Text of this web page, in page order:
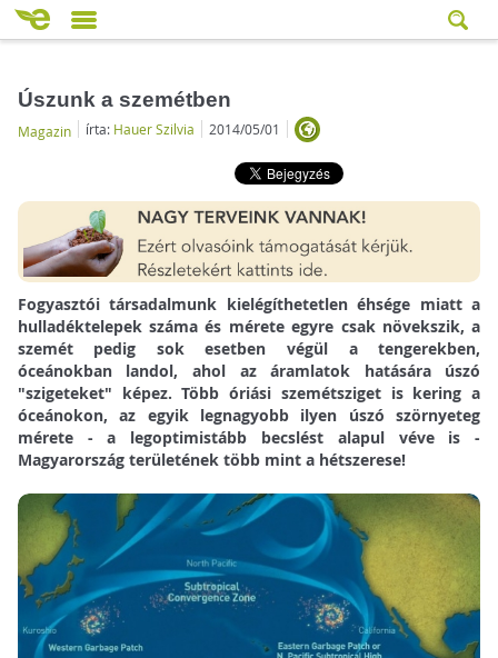
Úszunk a szemétben
Magazin írta: Hauer Szilvia 2014/05/01
Fogyasztói társadalmunk kielégíthetetlen éhsége miatt a
hulladéktelepek száma és mérete egyre csak növekszik, a
szemét pedig sok esetben végül a tengerekben,
óceánokban landol, ahol az áramlatok hatására úszó
"szigeteket" képez. Több óriási szemétsziget is kering a
óceánokon, az egyik legnagyobb ilyen úszó szörnyeteg
mérete - a legoptimistább becslést alapul véve is -
Magyarország területének több mint a hétszerese!